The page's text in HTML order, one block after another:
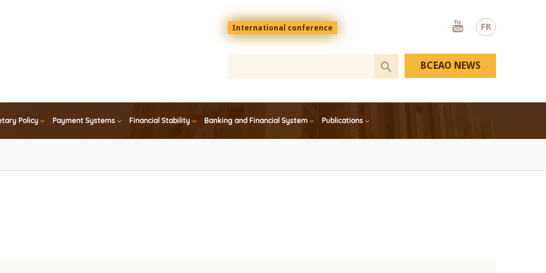
FR
Menu
top
En
International conference
Youtube
Policy Payment Systems Financial Stability Banking and Financial System Publications
BCEAO NEWS